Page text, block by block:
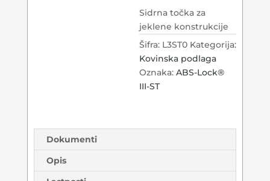
Sidrna točka za
jeklene konstrukcije
Šifra: L3ST0 Kategorija:
Kovinska podlaga
Oznaka: ABS-Lock®
III-ST
Dokumenti
Opis